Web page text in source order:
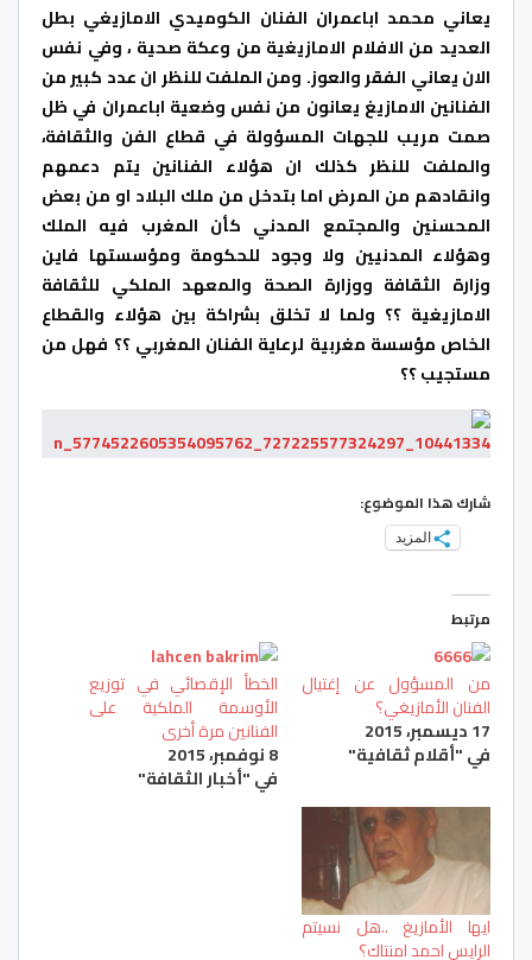
يعاني محمد اباعمران الفنان الكوميدي الامازيغي بطل
العديد من الافلام الامازيغية من وعكة صحية ، وفي نفس
الان يعاني الفقر والعوز. ومن الملفت للنظر ان عدد كبير من
الفنانين الامازيغ يعانون من نفس وضعية اباعمران في ظل
صمت مريب للجهات المسؤولة في قطاع الفن والثقافة،
والملفت للنظر كذلك ان هؤلاء الفنانين يتم دعمهم
وانقادهم من المرض اما بتدخل من ملك البلاد او من بعض
المحسنين والمجتمع المدني كأن المغرب فيه الملك
وهؤلاء المدنيين ولا وجود للحكومة ومؤسستها فاين
وزارة الثقافة ووزارة الصحة والمعهد الملكي للثقافة
الامازيغية ؟؟ ولما لا تخلق بشراكة بين هؤلاء والقطاع
الخاص مؤسسة مغربية لرعاية الفنان المغربي ؟؟ فهل من
مستجيب ؟؟
شارك هذا الموضوع:
المزيد
مرتبط
من المسؤول عن إغتيال
الفنان الأمازيغي؟‎
17 ديسمبر، 2015
في "أقلام ثقافية"
الخطأ الإقصائي في توزيع
الأوسمة الملكية على
الفنانين مرة أخرى
8 نوفمبر، 2015
في "أخبار الثقافة"
ايها الأمازيغ ..هل نسيتم
الرايس احمد امنتاك؟